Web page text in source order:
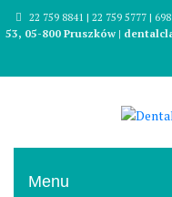
Skip
to
22 759 8841 | 22 759 5777 |
53, 05-800 Pruszków |
Menu